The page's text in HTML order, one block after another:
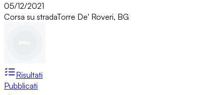
05/12/2021
Corsa su stradaTorre De' Roveri, BG
Risultati
Pubblicati